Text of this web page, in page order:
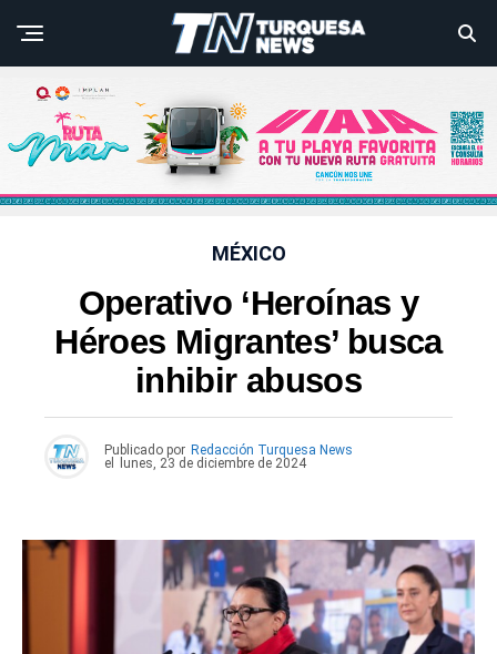
MÉXICO
Operativo ‘Heroínas y
Héroes Migrantes’ busca
inhibir abusos
Publicado por Redacción Turquesa News
el
lunes, 23 de diciembre de 2024